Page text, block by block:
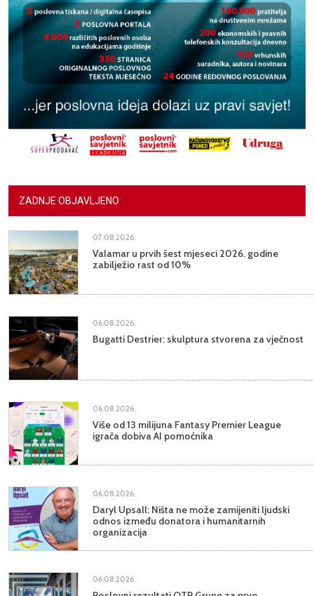
ZADNJE OBJAVLJENO
07.08.2026.
Valamar u prvih šest mjeseci 2026. godine
zabilježio rast od 10%
06.08.2026.
Bugatti Destrier: skulptura stvorena za vječnost
06.08.2026.
Više od 13 milijuna Fantasy Premier League
igrača dobiva AI pomoćnika
06.08.2026.
Daryl Upsall: Ništa ne može zamijeniti ljudski
odnos između donatora i humanitarnih
organizacija
06.08.2026.